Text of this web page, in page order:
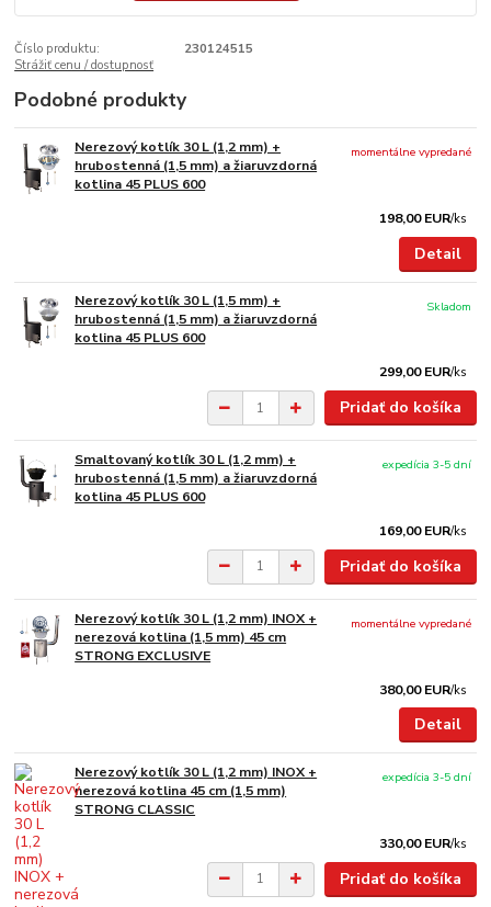
Číslo produktu:
230124515
Strážiť cenu / dostupnosť
Podobné produkty
Nerezový kotlík 30 L (1,2 mm) +
hrubostenná (1,5 mm) a žiaruvzdorná
kotlina 45 PLUS 600
198,00 EUR/ks
momentálne vypredané
Detail
Nerezový kotlík 30 L (1,5 mm) +
hrubostenná (1,5 mm) a žiaruvzdorná
kotlina 45 PLUS 600
299,00 EUR/ks
Skladom
Pridať do košíka
Smaltovaný kotlík 30 L (1,2 mm) +
hrubostenná (1,5 mm) a žiaruvzdorná
kotlina 45 PLUS 600
169,00 EUR/ks
expedícia 3-5 dní
Pridať do košíka
Nerezový kotlík 30 L (1,2 mm) INOX +
nerezová kotlina (1,5 mm) 45 cm
STRONG EXCLUSIVE
380,00 EUR/ks
momentálne vypredané
Detail
Nerezový kotlík 30 L (1,2 mm) INOX +
nerezová kotlina 45 cm (1,5 mm)
STRONG CLASSIC
330,00 EUR/ks
expedícia 3-5 dní
Pridať do košíka